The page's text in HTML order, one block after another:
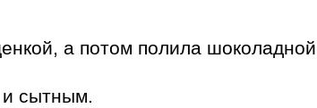
а потом полила
и сытным.